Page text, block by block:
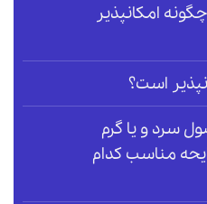
امکانپذیر
است؟
سرد و یا گرم
مناسب کدام